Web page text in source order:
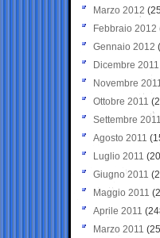
Marzo 2012
Febbraio 2012
Gennaio 2012
Dicembre 2011
Novembre
Ottobre 2011
Settembre 2011
Agosto 2011
Luglio 2011
Giugno 2011
Maggio 2011
Aprile 2011
Marzo 2011